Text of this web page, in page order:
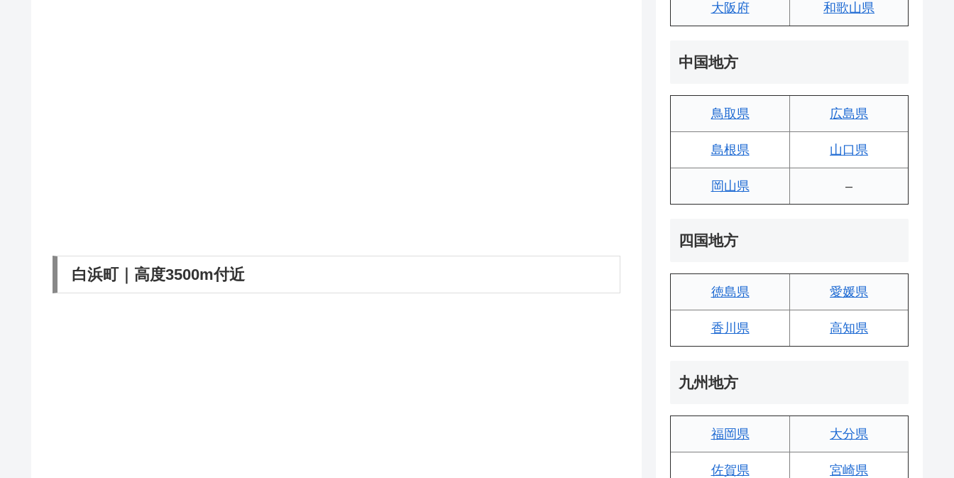
白浜町｜高度3500m付近
大阪府 和歌山県
中国地方
鳥取県 広島県
島根県 山口県
岡山県 –
四国地方
徳島県 愛媛県
香川県 高知県
九州地方
福岡県 大分県
佐賀県 宮崎県